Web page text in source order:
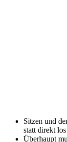
Sitzen und
statt direkt
Überhaupt